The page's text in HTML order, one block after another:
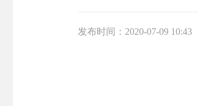
发布时间： 2020-07-09 10:43